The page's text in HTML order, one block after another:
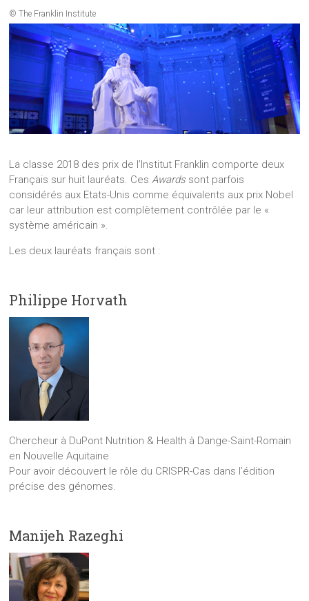
© The Franklin Institute
La classe 2018 des prix de l’Institut Franklin comporte deux
Français sur huit lauréats. Ces Awardssont parfois
considérés aux Etats-Unis comme équivalents aux prix Nobel
car leur attribution est complètement contrôlée par le «
système américain ».
Les deux lauréats français sont :
Philippe Horvath
Chercheur à DuPont Nutrition & Health à Dange-Saint-Romain
en Nouvelle Aquitaine
Pour avoir découvert le rôle du CRISPR-Cas dans l’édition
précise des génomes.
Manijeh Razeghi